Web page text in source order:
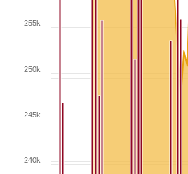
240k
250k
245k
255k